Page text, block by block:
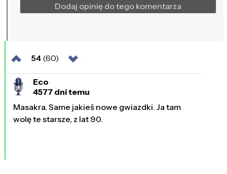
Dodaj opinię do tego komentarza
54(60)
Eco
4577 dni temu
Masakra. Same jakieś nowe gwiazdki. Ja tam
wolę te starsze, z lat 90.